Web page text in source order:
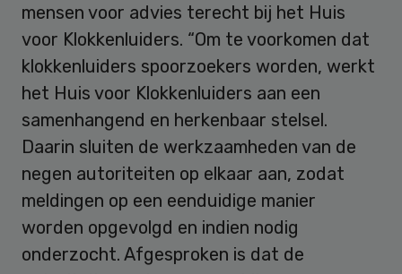
mensen voor advies terecht bij het Huis
voor Klokkenluiders. “Om te voorkomen dat
klokkenluiders spoorzoekers worden, werkt
het Huis voor Klokkenluiders aan een
samenhangend en herkenbaar stelsel.
Daarin sluiten de werkzaamheden van de
negen autoriteiten op elkaar aan, zodat
meldingen op een eenduidige manier
worden opgevolgd en indien nodig
onderzocht. Afgesproken is dat de